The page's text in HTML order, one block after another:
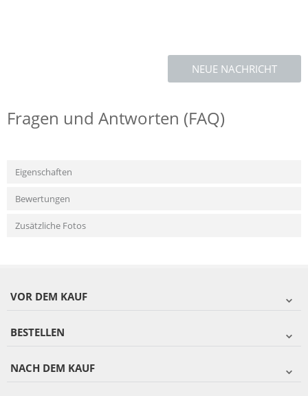
NEUE NACHRICHT
Fragen und Antworten (FAQ)
Eigenschaften
Bewertungen
Zusätzliche Fotos
VOR DEM KAUF
BESTELLEN
NACH DEM KAUF